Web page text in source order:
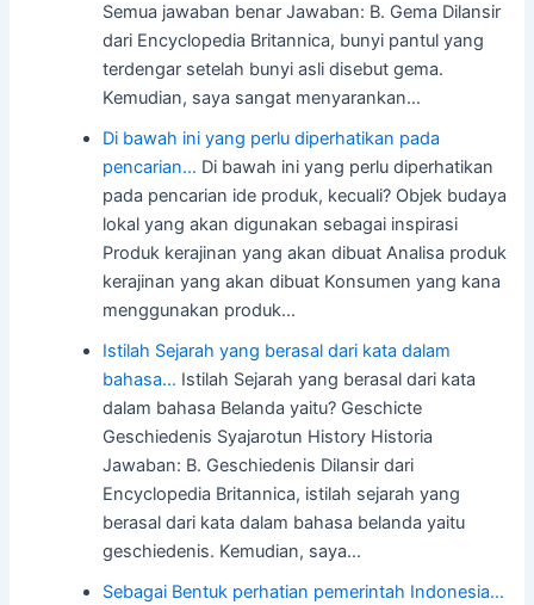
Semua jawaban benar Jawaban: B. Gema Dilansir
dari Encyclopedia Britannica, bunyi pantul yang
terdengar setelah bunyi asli disebut gema.
Kemudian, saya sangat menyarankan…
Di bawah ini yang perlu diperhatikan pada
pencarian… Di bawah ini yang perlu diperhatikan
pada pencarian ide produk, kecuali? Objek budaya
lokal yang akan digunakan sebagai inspirasi
Produk kerajinan yang akan dibuat Analisa produk
kerajinan yang akan dibuat Konsumen yang kana
menggunakan produk…
Istilah Sejarah yang berasal dari kata dalam
bahasa… Istilah Sejarah yang berasal dari kata
dalam bahasa Belanda yaitu? Geschicte
Geschiedenis Syajarotun History Historia
Jawaban: B. Geschiedenis Dilansir dari
Encyclopedia Britannica, istilah sejarah yang
berasal dari kata dalam bahasa belanda yaitu
geschiedenis. Kemudian, saya…
Sebagai Bentuk perhatian pemerintah Indonesia…